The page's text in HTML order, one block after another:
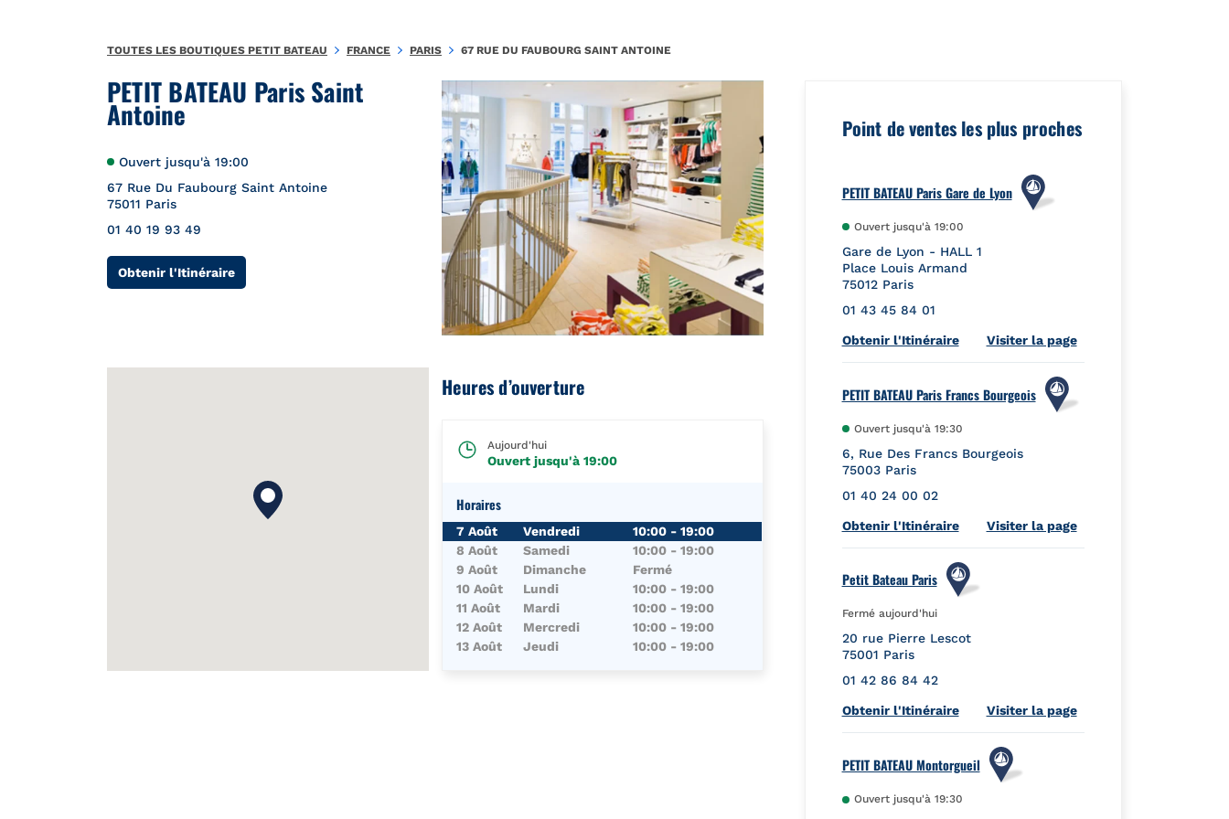
PETIT BATEAU Paris Saint
Antoine
Ouvert jusqu'à 19:00
67 Rue Du Faubourg Saint Antoine
75011 Paris
01 40 19 93 49
Obtenir l'ItinéraireLink Opens in New Tab
Heures d’ouverture
Aujourd'hui
Ouvert jusqu'à19:00
Horaires
Jour de la SemaineHoraires
7 Août Vendredi 10:00 -19:00
8 Août
Samedi 10:00 -19:00
9 Août
Dimanche
Fermé
10 Août
Lundi 10:00 -19:00
11 Août
Mardi 10:00 -19:00
12 Août
Mercredi 10:00 -19:00
13 Août
Jeudi 10:00 -19:00
Point de ventes les plus proches
PETIT BATEAU Paris Gare de Lyon
Ouvert jusqu'à 19:00
Gare de Lyon - HALL 1
Place Louis Armand
75012 Paris
01 43 45 84 01
Obtenir l'ItinéraireLink Opens in New Tab
Visiter la page
PETIT BATEAU Paris Francs Bourgeois
Ouvert jusqu'à 19:30
6, Rue Des Francs Bourgeois
75003 Paris
01 40 24 00 02
Obtenir l'ItinéraireLink Opens in New Tab
Visiter la page
Petit Bateau Paris
Fermé aujourd'hui
20 rue Pierre Lescot
75001 Paris
01 42 86 84 42
Obtenir l'ItinéraireLink Opens in New Tab
Visiter la page
PETIT BATEAU Montorgueil
Ouvert jusqu'à 19:30
TOUTES LES BOUTIQUES PETIT BATEAU FRANCE PARIS 67 RUE DU FAUBOURG SAINT ANTOINE